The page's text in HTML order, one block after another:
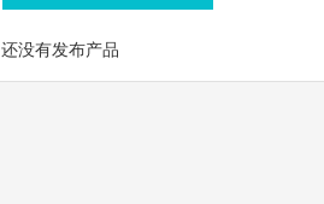
还没有发布产品